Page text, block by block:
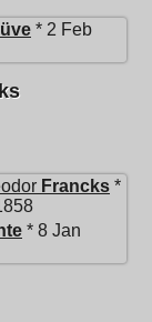
* 2 Feb
Francks *
* 8 Jan